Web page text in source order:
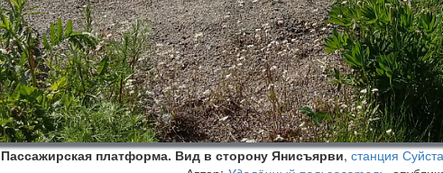
Пассажирская платформа. Вид в сторону Янисъярви,станция